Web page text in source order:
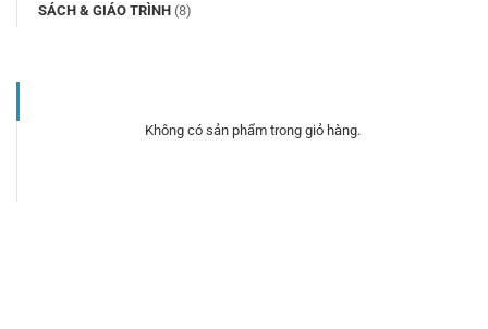
SÁCH & GIÁO TRÌNH (8)
Không có sản phẩm trong giỏ hàng.